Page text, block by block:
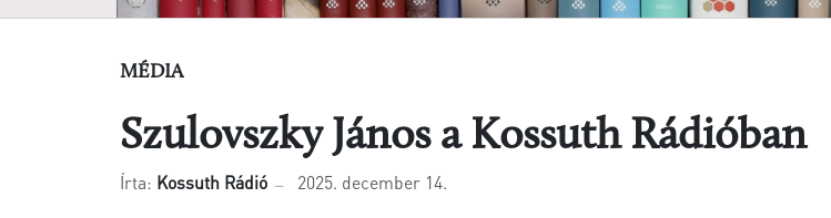
MÉDIA
Szulovszky János a Kossuth Rádióban
Írta: Kossuth Rádió 2025. december 14.